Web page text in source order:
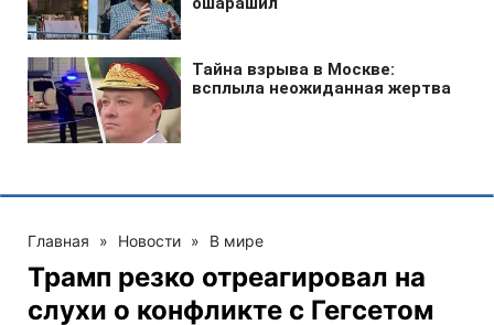
Главная » Новости » В мире
Трамп резко отреагировал на
слухи о конфликте с Гегсетом